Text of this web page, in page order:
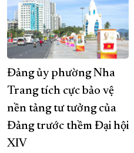
Đảng ủy phường Nha
Trang tích cực bảo vệ
nền tảng tư tưởng của
Đảng trước thềm Đại hội
XIV